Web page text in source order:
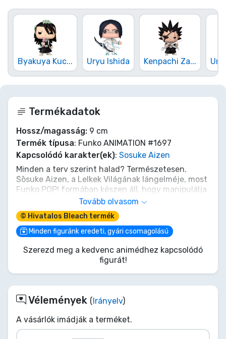
Byakuya Kuc... Uryu Ishida Kenpachi Za...
Termékadatok
Hossz/magasság: 9 cm
Termék típusa: Funko ANIMATION #1697
Kapcsolódó karakter(ek): Sosuke Aizen
Minden a terv szerint halad? Természetesen.
Sōsuke Aizen, a Lelkek Világának lángelméje, most
Funko POP! formában készen áll, hogy manipulálja
a gyűjteményedet. Nyugodt viselkedésével és
rejtett erejével ez a figura megragadja az egykori
kapitány lényegét. Merészeled soraidba fogadni
ezt a karizmatikus cselszövőt, hogy tanúja légy
transzcendens jelenlétének? Ne tévesszen meg a
szemüvege; ambíciói határtalanok. Szerezd be
Aizenedet, mielőtt újabb nagyszabású terve
Tovább olvasom
© Hivatalos Bleach termék
Minden figuránk eredeti, gyári csomagolású
Szerezd meg a kedvenc animédhez kapcsolódó
figurát!
Vélemények (Irányelv)
A vásárlók imádják a terméket.